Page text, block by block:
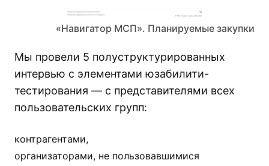
«Навигатор МСП». Планируемые закупки
Мы провели 5 полуструктурированных
интервью с элементами юзабилити-
тестирования — с представителями всех
пользовательских групп:
контрагентами,
организаторами, не пользовавшимися